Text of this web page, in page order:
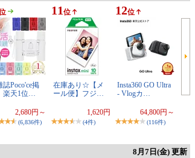
誌Poco'ce掲
楽天1位…
2,680円～
(6,836件)
11 位
在庫あり☆【メ
ール便】フジ…
1,620円
(4件)
12位
Insta360 GO Ultra
- Vlogカ…
64,800円～
(116件)
8月7日(金) 更新